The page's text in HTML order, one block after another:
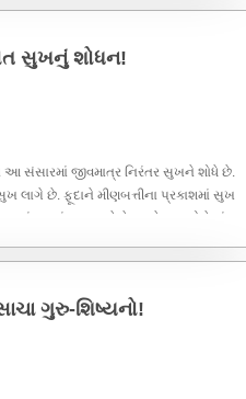
સુખનું શોધન!
સંસારમાં જીવમાત્ર નિરંતર સુખને શોધે છે.
સુખ લાગે છે. ફૂદાને મીણબત્તીના પ્રકાશમાં સુખ
મળતાં સુખ લાગે છે. અને મનુષ્યોને પાંચ
ગુરુ-શિષ્યનો!